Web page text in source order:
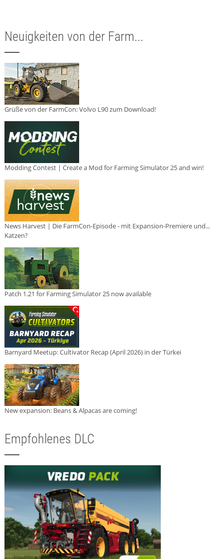
Neuigkeiten von der Farm...
Grüße von der FarmCon: Volvo L90 zum Download!
Modding Contest | Create a Mod for Farming Simulator 25 and win!
News Harvest | Die FarmCon-Episode - mit Expansion-Premiere und...
Katzen?
Patch 1.21 for Farming Simulator 25 now available
Barnyard Meetup: Cultivator Recap (April 2026) in der Türkei
New expansion: Beans & Alpacas are coming!
Empfohlenes DLC